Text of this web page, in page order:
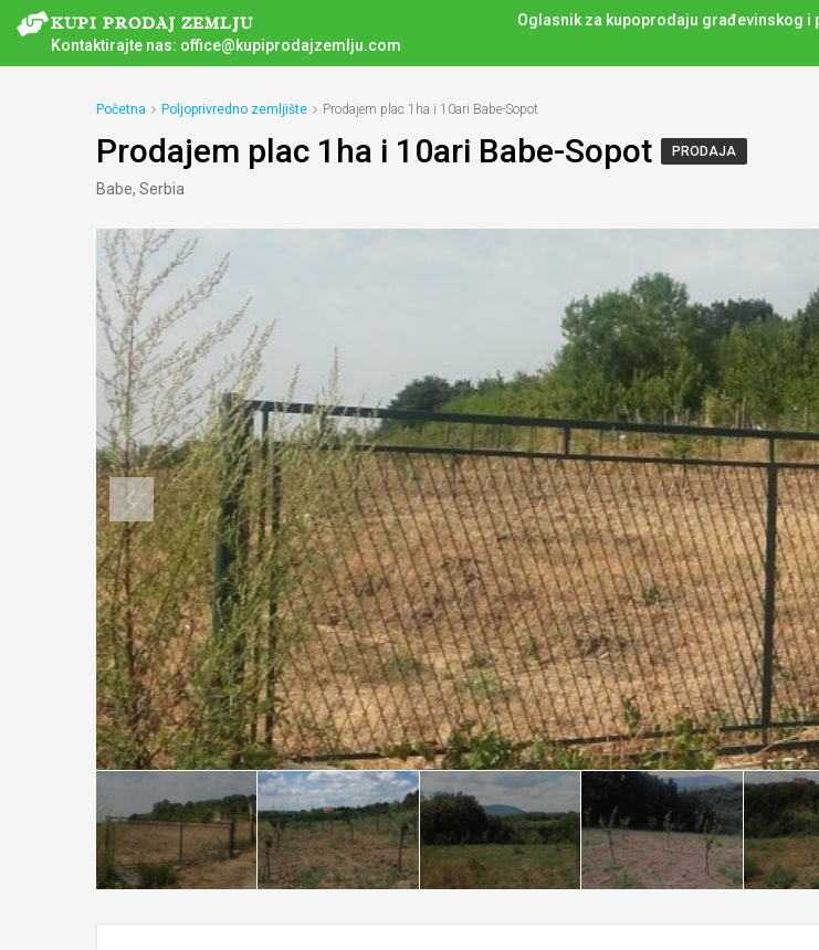
Oglasnik za kupoprodaju građevinskog
Kontaktirajte nas: office@kupiprodajzemlju.com
Početna Poljoprivredno zemljište Prodajem plac 1ha i 10ari Babe-Sopot
Prodajem plac 1ha i 10ari Babe-Sopot PRODAJA
Babe, Serbia